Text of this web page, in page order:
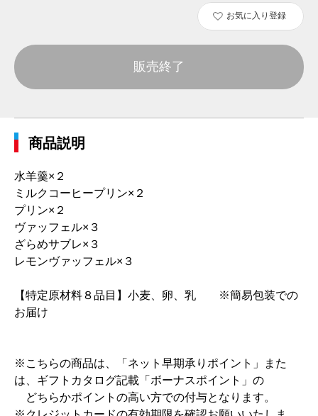
お気に入り登録
販売終了
商品説明
水羊羹×２
ミルクコーヒープリン×２
プリン×２
ヴァッフェル×３
ざらめサブレ×３
レモンヴァッフェル×３
【特定原材料８品目】小麦、卵、乳 ※簡易包装での
お届け
※こちらの商品は、「ネット早期承りポイント」また
は、ギフトカタログ記載「ボーナスポイント」の
どちらかポイントの高い方での付与となります。